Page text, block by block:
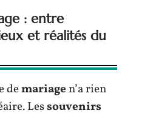
: entre
et réalités du
demariagen’a rien
Lessouvenirs